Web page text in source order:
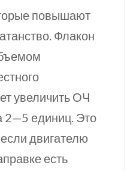
повышают
Флакон
увеличить ОЧ
2—5 единиц. Это
двигателю
есть